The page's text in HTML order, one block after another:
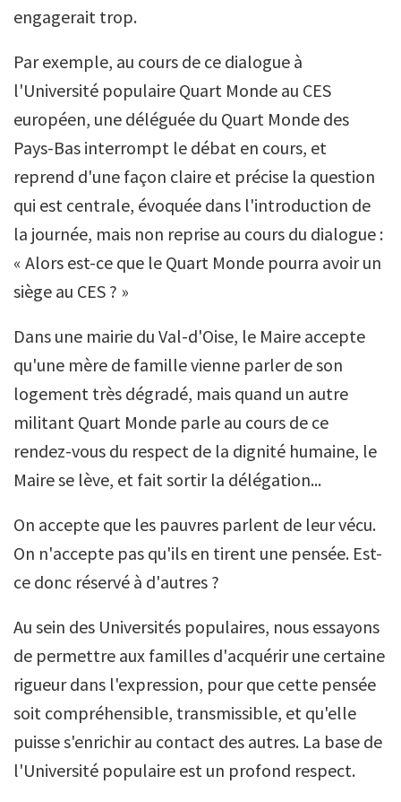
engagerait trop.
Par exemple, au cours de ce dialogue à
l'Université populaire Quart Monde au CES
européen, une déléguée du Quart Monde des
Pays-Bas interrompt le débat en cours, et
reprend d'une façon claire et précise la question
qui est centrale, évoquée dans l'introduction de
la journée, mais non reprise au cours du dialogue :
« Alors est-ce que le Quart Monde pourra avoir un
siège au CES ? »
Dans une mairie du Val-d'Oise, le Maire accepte
qu'une mère de famille vienne parler de son
logement très dégradé, mais quand un autre
militant Quart Monde parle au cours de ce
rendez-vous du respect de la dignité humaine, le
Maire se lève, et fait sortir la délégation...
On accepte que les pauvres parlent de leur vécu.
On n'accepte pas qu'ils en tirent une pensée. Est-
ce donc réservé à d'autres ?
Au sein des Universités populaires, nous essayons
de permettre aux familles d'acquérir une certaine
rigueur dans l'expression, pour que cette pensée
soit compréhensible, transmissible, et qu'elle
puisse s'enrichir au contact des autres. La base de
l'Université populaire est un profond respect.